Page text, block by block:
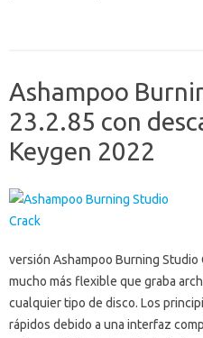
Ashampoo
23.2.85 con
Keygen 2022
versión Ashampoo Burning
mucho más flexible que graba
cualquier tipo de disco. Los
rápidos debido a una interfaz